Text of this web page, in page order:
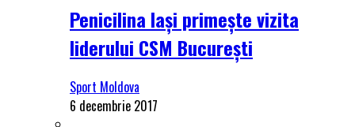
Penicilina Iași primește vizita
liderului CSM București
Sport Moldova
6 decembrie 2017